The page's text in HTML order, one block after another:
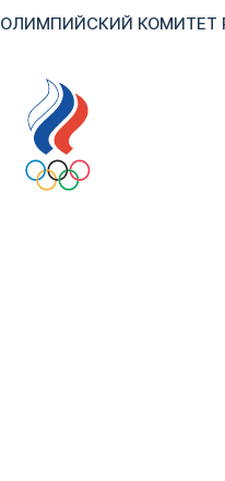
ОЛИМПИЙСКИЙ КОМИТЕТ